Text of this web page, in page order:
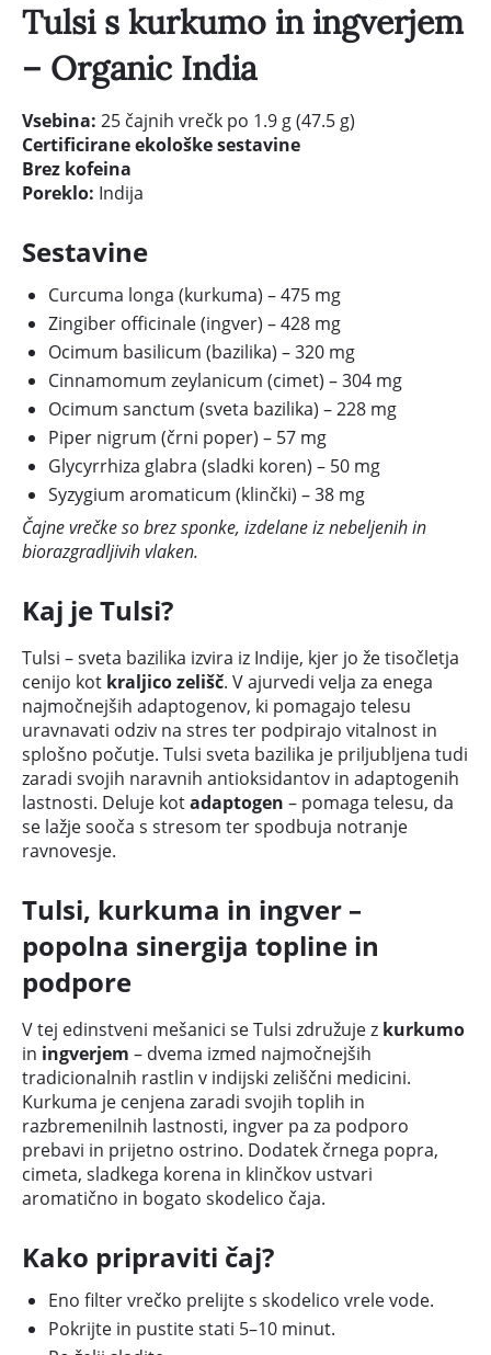
Tulsi s kurkumo in ingverjem
– Organic India
Vsebina: 25 čajnih vrečk po 1.9 g (47.5 g)
Certificirane ekološke sestavine
Brez kofeina
Poreklo: Indija
Sestavine
Curcuma longa (kurkuma) – 475 mg
Zingiber officinale (ingver) – 428 mg
Ocimum basilicum (bazilika) – 320 mg
Cinnamomum zeylanicum (cimet) – 304 mg
Ocimum sanctum (sveta bazilika) – 228 mg
Piper nigrum (črni poper) – 57 mg
Glycyrrhiza glabra (sladki koren) – 50 mg
Syzygium aromaticum (klinčki) – 38 mg
Čajne vrečke so brez sponke, izdelane iz nebeljenih in
biorazgradljivih vlaken.
Kaj je Tulsi?
Tulsi – sveta bazilika izvira iz Indije, kjer jo že tisočletja
cenijo kot kraljico zelišč. V ajurvedi velja za enega
najmočnejših adaptogenov, ki pomagajo telesu
uravnavati odziv na stres ter podpirajo vitalnost in
splošno počutje. Tulsi sveta bazilika je priljubljena tudi
zaradi svojih naravnih antioksidantov in adaptogenih
lastnosti. Deluje kotadaptogen – pomaga telesu, da
se lažje sooča s stresom ter spodbuja notranje
ravnovesje.
Tulsi, kurkuma in ingver –
popolna sinergija topline in
podpore
V tej edinstveni mešanici se Tulsi združuje z kurkumo
in ingverjem – dvema izmed najmočnejših
tradicionalnih rastlin v indijski zeliščni medicini.
Kurkuma je cenjena zaradi svojih toplih in
razbremenilnih lastnosti, ingver pa za podporo
prebavi in prijetno ostrino. Dodatek črnega popra,
cimeta, sladkega korena in klinčkov ustvari
aromatično in bogato skodelico čaja.
Kako pripraviti čaj?
Eno filter vrečko prelijte s skodelico vrele vode.
Pokrijte in pustite stati 5–10 minut.